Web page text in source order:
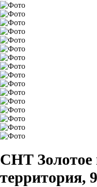
СНТ Золотое
территория,